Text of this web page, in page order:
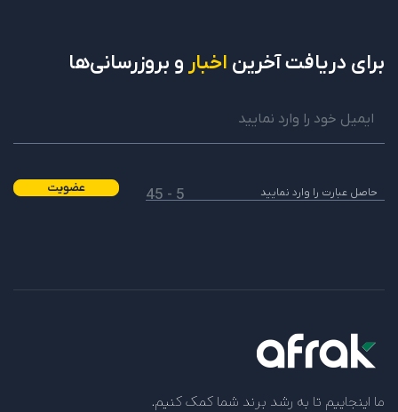
حذف کنیم؟ هم دیدن کنید.
آیا مفید بود؟
برای دریافتآخرین اخبار و بروزرسانی‌ها
5 - 45 عضویت
ما اینجاییم تا به رشد برند شما کمک کنیم.